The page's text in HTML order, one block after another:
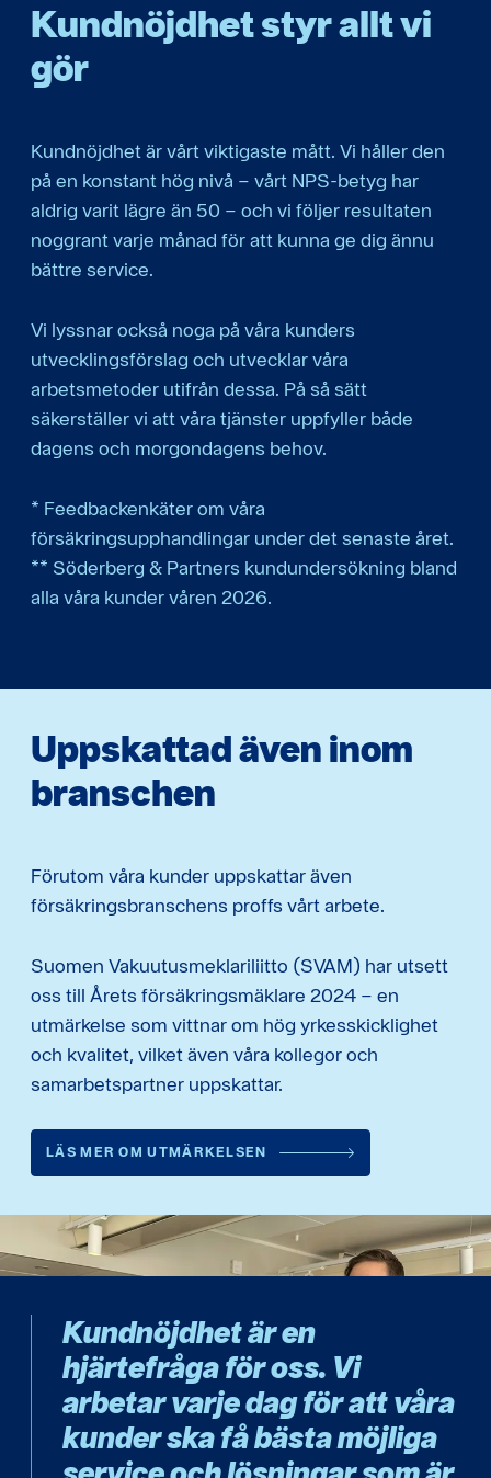
Kundnöjdhet styr allt vi
gör
Kundnöjdhet är vårt viktigaste mått. Vi håller den
på en konstant hög nivå – vårt NPS-betyg har
aldrig varit lägre än 50 – och vi följer resultaten
noggrant varje månad för att kunna ge dig ännu
bättre service.
Vi lyssnar också noga på våra kunders
utvecklingsförslag och utvecklar våra
arbetsmetoder utifrån dessa. På så sätt
säkerställer vi att våra tjänster uppfyller både
dagens och morgondagens behov.
* Feedbackenkäter om våra
försäkringsupphandlingar under det senaste året.
** Söderberg & Partners kundundersökning bland
alla våra kunder våren 2026.
Uppskattad även inom
branschen
Förutom våra kunder uppskattar även
försäkringsbranschens proffs vårt arbete.
Suomen Vakuutusmeklariliitto (SVAM) har utsett
oss till Årets försäkringsmäklare 2024 – en
utmärkelse som vittnar om hög yrkesskicklighet
och kvalitet, vilket även våra kollegor och
samarbetspartner uppskattar.
LÄS MER OM UTMÄRKELSEN
Kundnöjdhet är en
hjärtefråga för oss. Vi
arbetar varje dag för att våra
kunder ska få bästa möjliga